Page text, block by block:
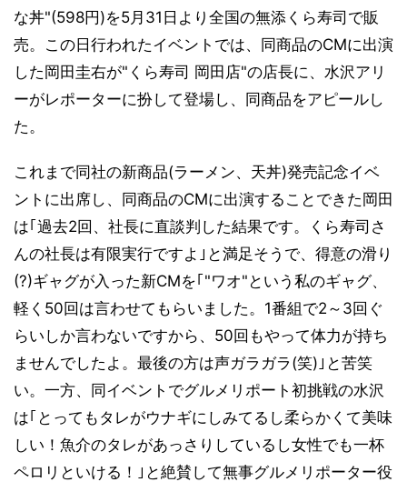
な丼"(598円)を5月31日より全国の無添くら寿司で販
売。この日行われたイベントでは、同商品のCMに出演
した岡田圭右が"くら寿司 岡田店"の店長に、水沢アリ
ーがレポーターに扮して登場し、同商品をアピールし
た。
これまで同社の新商品(ラーメン、天丼)発売記念イベ
ントに出席し、同商品のCMに出演することできた岡田
は｢過去2回、社長に直談判した結果です。くら寿司さ
んの社長は有限実行ですよ｣と満足そうで、得意の滑り
(?)ギャグが入った新CMを｢"ワオ"という私のギャグ、
軽く50回は言わせてもらいました。1番組で2～3回ぐ
らいしか言わないですから、50回もやって体力が持ち
ませんでしたよ。最後の方は声ガラガラ(笑)｣と苦笑
い。一方、同イベントでグルメリポート初挑戦の水沢
は｢とってもタレがウナギにしみてるし柔らかくて美味
しい！魚介のタレがあっさりしているし女性でも一杯
ペロリといける！｣と絶賛して無事グルメリポーター役